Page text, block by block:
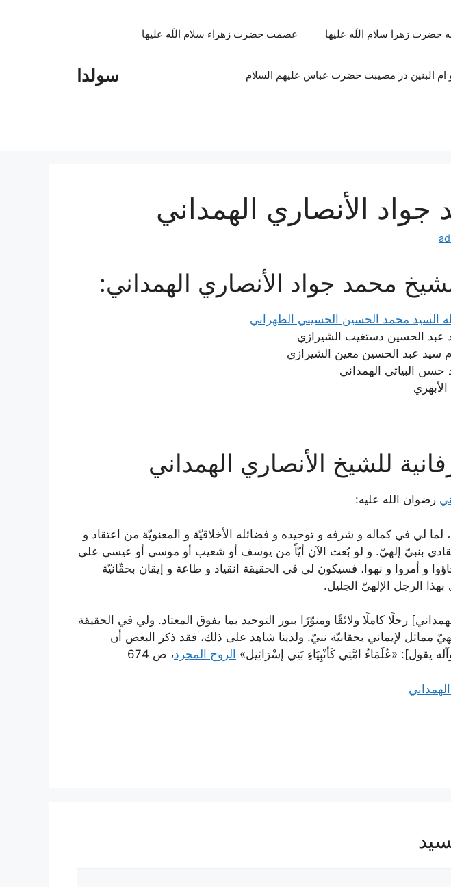
سولدا
حضرت زهرا سلام اللَه علیها عصمت حضرت زهراء سلام اللَه علیها
البنین در مصیبت حضرت عباس علیهم السلام
الأنصاري الهمداني
محمد جواد الأنصاري الهمداني:
السيد محمد الحسين الحسيني الطهراني
عبد الحسين دستغيب الشيرازي
سيد عبد الحسين معين الشيرازي
حسن البياتي الهمداني
للشيخ الأنصاري الهمداني
رضوان الله عليه:
لي في كماله و شرفه و توحيده و فضائله الأخلاقيّة و المعنويّة من اعتقاد و
بنبيّ إلهيّ. و لو بُعث الآن أيّاً من يوسف أو شعيب أو موسى أو عيسى على
و أمروا و نهوا، فسيكون لي في الحقيقة انقياد و طاعة و إيقان بحقّانيّة
بهذا الرجل الإلهيّ الجليل.
رجلًا كاملًا ولائقًا ومنوّرًا بنور التوحيد بما يفوق المعتاد. ولي في الحقيقة
مماثل لإيماني بحقانيّة نبيّ. ولدينا شاهد على ذلك، فقد ذكر البعض أن
يقول]: «عُلَمَاءُ امَّتِي كَأنْبِيَاءِ بَنِي إسْرَائِيل‏» الروح المجرد، ص 674